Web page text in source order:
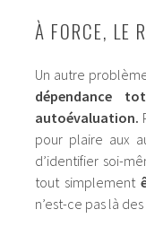
À FORCE, LE
Un autre
dépendance
autoévaluation.
pour plaire aux
d’identifier soi-
tout simplement
n’est-ce pas là